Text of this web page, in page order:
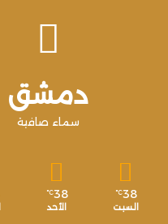
دمشق
سماء صافية
38
℃
السبت
38
℃
الأحد